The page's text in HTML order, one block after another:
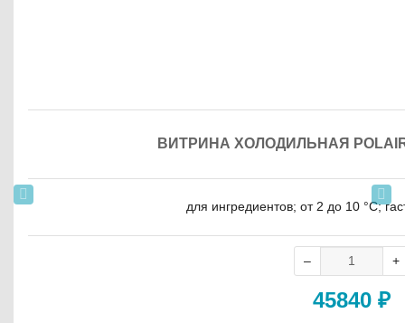
ВИТРИНА ХОЛОДИЛЬНАЯ POLAIR
для ингредиентов; от 2 до 10 °С;
45840 ₽